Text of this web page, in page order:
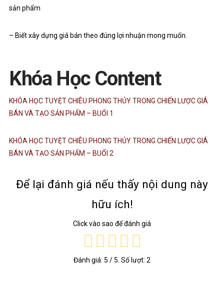
sản phẩm
– Biết xây dựng giá bán theo đúng lợi nhuận mong muốn.
Khóa Học Content
KHÓA HỌC TUYỆT CHIÊU PHONG THỦY TRONG CHIẾN LƯỢC GIÁ
BÁN VÀ TẠO SẢN PHẨM – BUỔI 1
KHÓA HỌC TUYỆT CHIÊU PHONG THỦY TRONG CHIẾN LƯỢC GIÁ
BÁN VÀ TẠO SẢN PHẨM – BUỔI 2
Để lại đánh giá nếu thấy nội dung này
hữu ích!
Click vào sao để đánh giá
Đánh giá: 5 / 5. Số lượt: 2